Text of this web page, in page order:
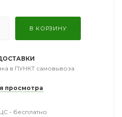
В КОРЗИНУ
в ПУНКТ самовывоза
просмотра
- бесплатно